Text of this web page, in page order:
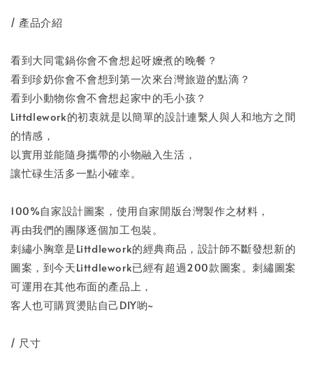
/ 產品介紹
看到大同電鍋你會不會想起呀嬤煮的晚餐？
看到珍奶你會不會想到第一次來台灣旅遊的點滴？
看到小動物你會不會想起家中的毛小孩？
Littdlework的初衷就是以簡單的設計連繫人與人和地方之間
的情感，
以實用並能隨身攜帶的小物融入生活，
讓忙碌生活多一點小確幸。
100%自家設計圖案，使用自家開版台灣製作之材料，
再由我們的團隊逐個加工包裝。
刺繡小胸章是Littdlework的經典商品，設計師不斷發想新的
圖案，到今天Littdlework已經有超過200款圖案。刺繡圖案
可運用在其他布面的產品上，
客人也可購買燙貼自己DIY喲~
/ 尺寸